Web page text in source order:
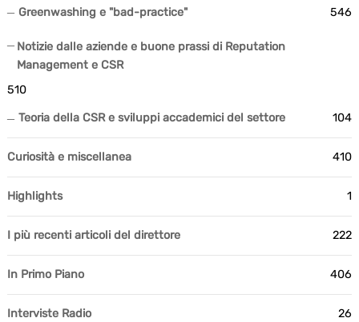
Greenwashing e "bad-practice" 546
Notizie dalle aziende e buone prassi di Reputation
Management e CSR
510
Teoria della CSR e sviluppi accademici del settore 104
Curiosità e miscellanea 410
Highlights 1
I più recenti articoli del direttore 222
In Primo Piano 406
Interviste Radio 26